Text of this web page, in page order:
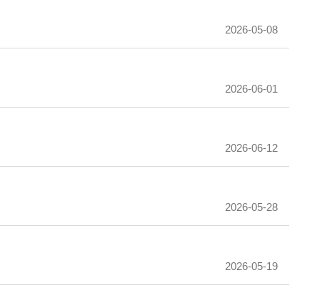
2026-05-08
2026-06-01
2026-06-12
2026-05-28
2026-05-19